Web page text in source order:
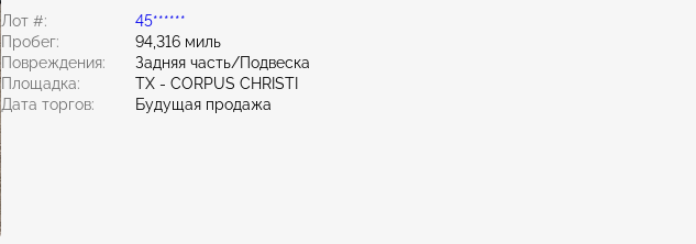
Лот #:
45******
Пробег:
94,316 миль
Повреждения:
Задняя часть/Подвеска
Площадка:
TX - CORPUS CHRISTI
Дата торгов:
Будущая продажа